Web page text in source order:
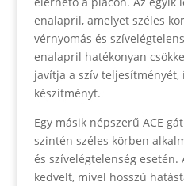
enalapril, amelyet széles
vérnyomás és
enalapril hatékonyan
javítja a szív teljesítményét,
készítményt.
Egy másik népszerű ACE
szintén széles körben
és szívelégtelenség
kedvelt, mivel hosszú